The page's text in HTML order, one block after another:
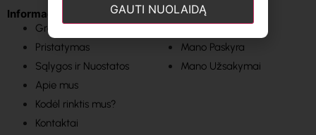
Informacija
Grąžinimas
Pristatymas
Sąlygos ir Nuostatos
Apie mus
Kodėl rinktis mus?
Kontaktai
Svarbios nuorodos
Pagrindinis
Mano Paskyra
Mano Užsakymai
GAUTI NUOLAIDĄ